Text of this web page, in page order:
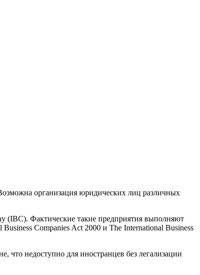
организация юридических лиц различных
(IBC). Фактические такие предприятия выполняют
Companies Act 2000 и The International Business
что недоступно для иностранцев без легализации